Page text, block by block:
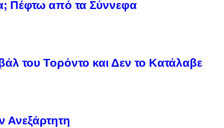
Πέφτω από τα Σύννεφα
του Τορόντο και Δεν το Κατάλαβε
Ανεξάρτητη